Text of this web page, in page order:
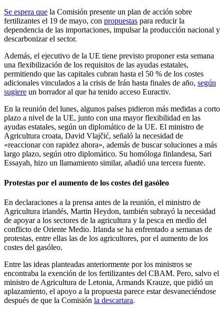
Se espera que la Comisión presente un plan de acción sobre
fertilizantes el 19 de mayo, con propuestas para reducir la
dependencia de las importaciones, impulsar la producción nacional y
descarbonizar el sector.
Además, el ejecutivo de la UE tiene previsto proponer esta semana
una flexibilización de los requisitos de las ayudas estatales,
permitiendo que las capitales cubran hasta el 50 % de los costes
adicionales vinculados a la crisis de Irán hasta finales de año, según
sugiere un borrador al que ha tenido acceso Euractiv.
En la reunión del lunes, algunos países pidieron más medidas a corto
plazo a nivel de la UE, junto con una mayor flexibilidad en las
ayudas estatales, según un diplomático de la UE. El ministro de
Agricultura croata, David Vlajčić, señaló la necesidad de
«reaccionar con rapidez ahora», además de buscar soluciones a más
largo plazo, según otro diplomático. Su homóloga finlandesa, Sari
Essayah, hizo un llamamiento similar, añadió una tercera fuente.
Protestas por el aumento de los costes del gasóleo
En declaraciones a la prensa antes de la reunión, el ministro de
Agricultura irlandés, Martin Heydon, también subrayó la necesidad
de apoyar a los sectores de la agricultura y la pesca en medio del
conflicto de Oriente Medio. Irlanda se ha enfrentado a semanas de
protestas, entre ellas las de los agricultores, por el aumento de los
costes del gasóleo.
Entre las ideas planteadas anteriormente por los ministros se
encontraba la exención de los fertilizantes del CBAM. Pero, salvo el
ministro de Agricultura de Letonia, Armands Krauze, que pidió un
aplazamiento, el apoyo a la propuesta parece estar desvaneciéndose
después de que la Comisión la descartara.